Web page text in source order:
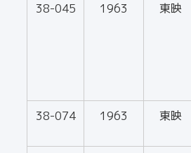
38-045 1963 東映
38-074 1963 東映